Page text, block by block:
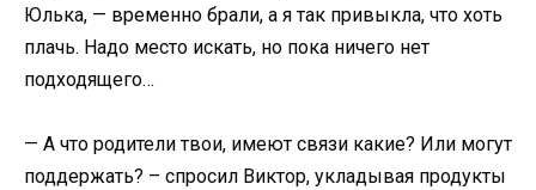
Юлька, — временно брали, а я так привыкла, что хоть
плачь. Надо место искать, но пока ничего нет
подходящего…
— А что родители твои, имеют связи какие? Или могут
поддержать? – спросил Виктор, укладывая продукты